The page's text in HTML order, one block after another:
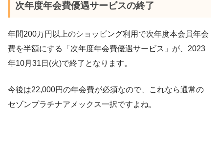
次年度年会費優遇サービスの終了
年間200万円以上のショッピング利用で次年度本会員年会
費を半額にする「次年度年会費優遇サービス」が、2023
年10月31日(火)で終了となります。
今後は22,000円の年会費が必須なので、これなら通常の
セゾンプラチナアメックス一択ですよね。